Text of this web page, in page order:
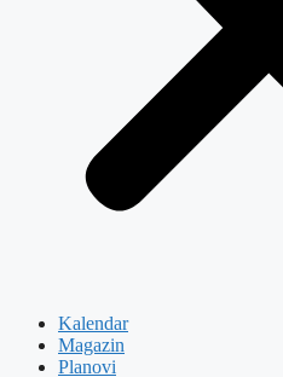
Kalendar
Magazin
Planovi